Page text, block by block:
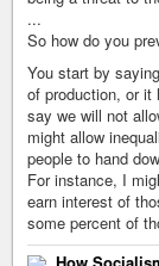
...
So how do you
You start by
of production, or
say we will not
might allow
people to hand
For instance, I
earn interest of
some percent of